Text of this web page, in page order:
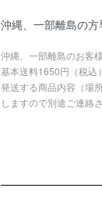
沖縄、一部離島の方
沖縄、一部離島のお客
基本送料1650円（税込
発送する商品内容（場
しますので別途ご連絡